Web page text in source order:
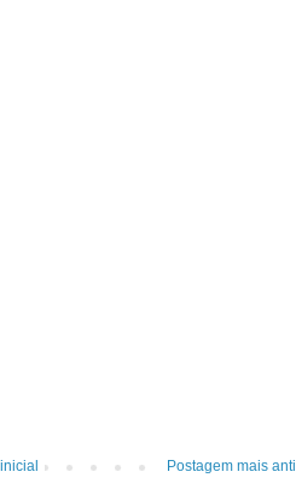
Postagem mais